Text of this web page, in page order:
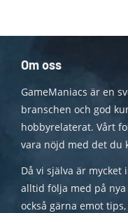
Om oss
GameManiacs är en
branschen och god
hobbyrelaterat. Vårt
vara nöjd med det du
Då vi själva är
alltid följa med på
också gärna emot